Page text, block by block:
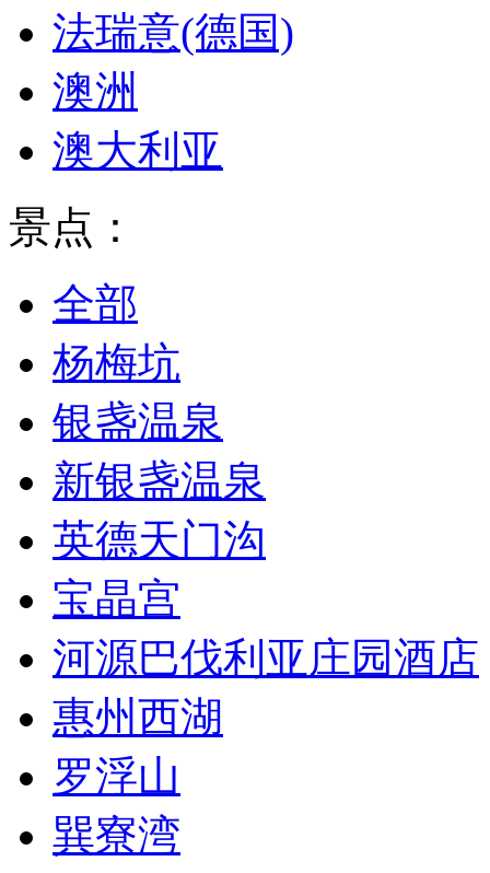
法瑞意(德国)
澳洲
澳大利亚
景点：
全部
杨梅坑
银盏温泉
新银盏温泉
英德天门沟
宝晶宫
河源巴伐利亚庄园酒店
惠州西湖
罗浮山
巽寮湾